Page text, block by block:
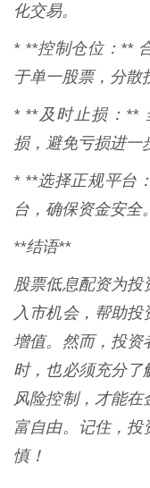
化交易。
* **控制仓位：**
于单一股票，分散
* **及时止损：**
损，避免亏损进一
* **选择正规平台
台，确保资金安全。
**结语**
股票低息配资为
入市机会，帮助
增值。然而，投资
时，也必须充分了
风险控制，才能
富自由。记住，
慎！